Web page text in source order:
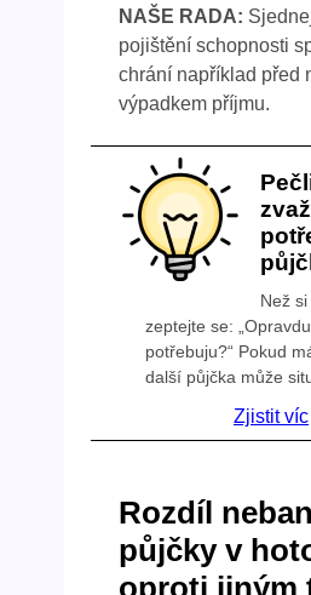
NAŠE RADA:
pojištění schopnosti
chrání například před
výpadkem příjmu.
Než si
zeptejte se:
potřebuju?“ Pokud
další půjčka může
Zjistit víc
Rozdíl
půjčky v